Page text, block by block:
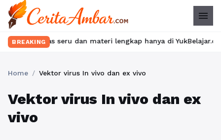
menu
BREAKING
kelas seru dan materi lengkap hanya di YukBelajar.com.
Home / Vektor virus In vivo dan ex vivo
Vektor virus In vivo dan ex
vivo